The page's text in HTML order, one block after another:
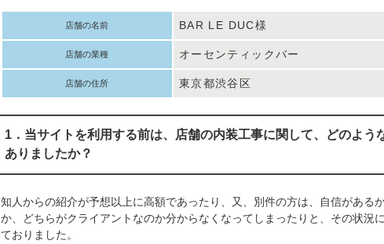
店舗の名前 BAR LE DUC様
店舗の業種 オーセンティックバー
店舗の住所 東京都渋谷区
1．当サイトを利用する前は、店舗の内装工事に関して、どのよう
ありましたか？
知人からの紹介が予想以上に高額であったり、又、別件の方は、自信がある
か、どちらがクライアントなのか分からなくなってしまったりと、その状況
ておりました。